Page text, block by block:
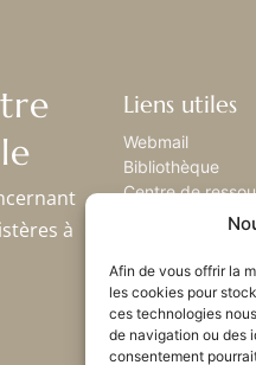
Afin de vous offrir la
les cookies pour
ces technologies
de navigation ou des
consentement
à
Liens utiles
Webmail
Bibliothèque
Centre de
Envoyez-
Plan du site